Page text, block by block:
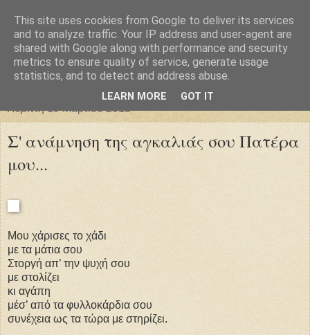
Φιλαρέτη
"ἄγει πρός φῶς τήν ἀλήθειαν χρόνος" -- Μένανδρος
Πέμπτη 19 Μαρτίου 2015
Σ' ανάμνηση της αγκαλιάς σου Πατέρα
μου...
Μου χάρισες το χάδι
με τα μάτια σου
Στοργή απ’ την ψυχή σου
με στολίζει
κι αγάπη
μέσ’ από τα φυλλοκάρδια σου
συνέχεια ως τα τώρα με στηρίζει.
This site uses cookies from Google to deliver its services
and to analyze traffic. Your IP address and user-agent are
shared with Google along with performance and security
metrics to ensure quality of service, generate usage
statistics, and to detect and address abuse.
LEARN MORE GOT IT